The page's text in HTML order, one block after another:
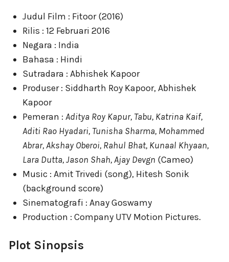
Judul Film : Fitoor (2016)
Rilis : 12 Februari 2016
Negara : India
Bahasa : Hindi
Sutradara : Abhishek Kapoor
Produser : Siddharth Roy Kapoor, Abhishek
Kapoor
Pemeran : Aditya Roy Kapur, Tabu, Katrina Kaif,
Aditi Rao Hyadari, Tunisha Sharma, Mohammed
Abrar, Akshay Oberoi, Rahul Bhat, Kunaal Khyaan,
Lara Dutta, Jason Shah, Ajay Devgn (Cameo)
Music : Amit Trivedi (song), Hitesh Sonik
(background score)
Sinematografi : Anay Goswamy
Production : Company UTV Motion Pictures.
Plot Sinopsis